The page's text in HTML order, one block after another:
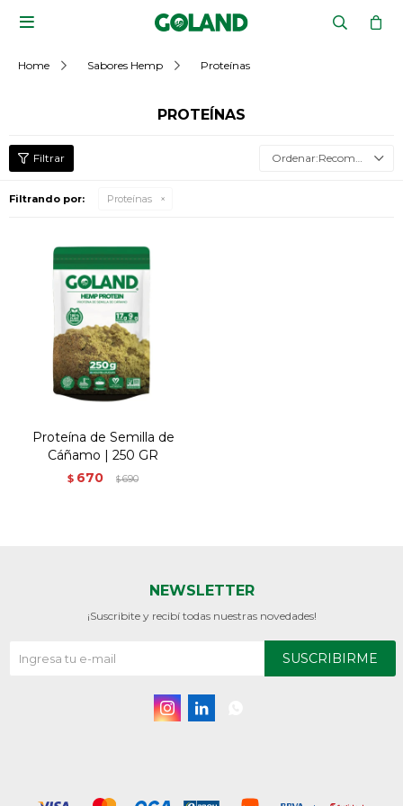

Home Sabores Hemp Proteínas
PROTEÍNAS
Recomendados
Filtrando por: Proteínas
Proteína de Semilla de
Cáñamo | 250 GR
$ 670 $690
NEWSLETTER
¡Suscribite y recibí todas nuestras novedades!
SUSCRIBIRME
 